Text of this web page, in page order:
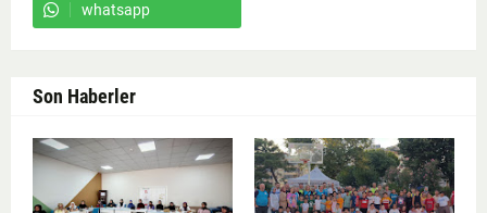
whatsapp
Son Haberler